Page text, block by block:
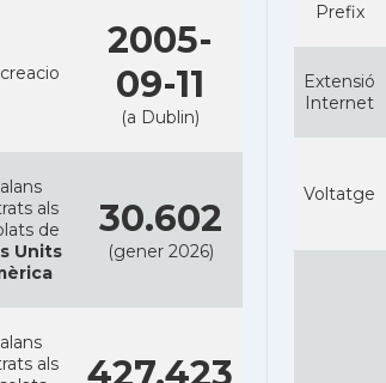
2005-
09-11
(a Dublin)
als
de
Units
30.602
(gener 2026)
als
427.423
Prefix
Extensió
Internet
Voltatge